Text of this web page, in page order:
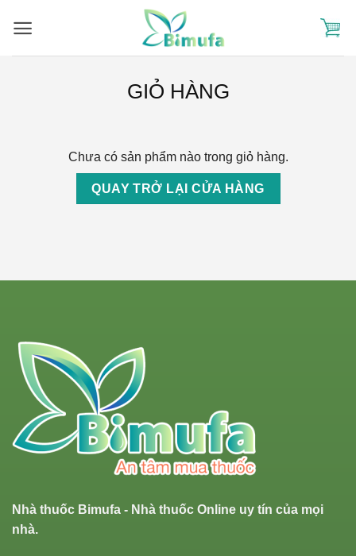
GIỎ HÀNG
Chưa có sản phẩm nào trong giỏ hàng.
QUAY TRỞ LẠI CỬA HÀNG
Nhà thuốc Bimufa - Nhà thuốc Online uy tín của mọi
nhà.